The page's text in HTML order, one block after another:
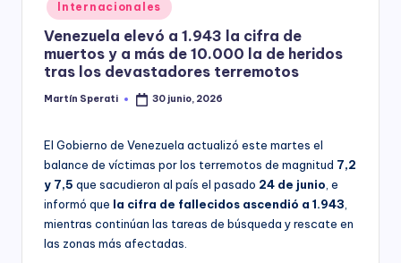
y
in
Internacionales
Venezuela elevó a 1.943 la cifra de
muertos y a más de 10.000 la de heridos
tras los devastadores terremotos
Posted
Martín Sperati 30 junio, 2026
El Gobierno de Venezuela actualizó este martes el
balance de víctimas por los terremotos de magnitud 7,2
y 7,5 que sacudieron al país el pasado 24 de junio , e
informó que la cifra de fallecidos ascendió a 1.943
mientras continúan las tareas de búsqueda y rescate en
las zonas más afectadas.